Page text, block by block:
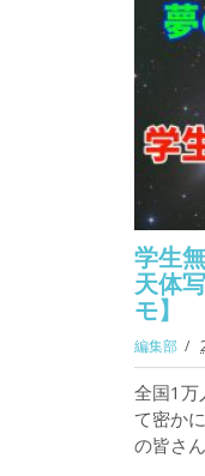
学生
天体
モ】
編集部
全国1万
て密か
の皆さ